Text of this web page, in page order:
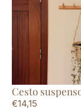
Cesto
€14,15